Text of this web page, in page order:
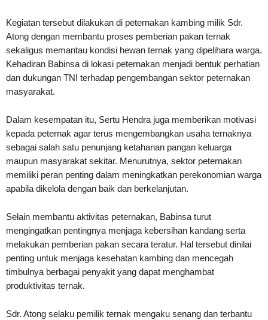
Kegiatan tersebut dilakukan di peternakan kambing milik Sdr.
Atong dengan membantu proses pemberian pakan ternak
sekaligus memantau kondisi hewan ternak yang dipelihara warga.
Kehadiran Babinsa di lokasi peternakan menjadi bentuk perhatian
dan dukungan TNI terhadap pengembangan sektor peternakan
masyarakat.
Dalam kesempatan itu, Sertu Hendra juga memberikan motivasi
kepada peternak agar terus mengembangkan usaha ternaknya
sebagai salah satu penunjang ketahanan pangan keluarga
maupun masyarakat sekitar. Menurutnya, sektor peternakan
memiliki peran penting dalam meningkatkan perekonomian warga
apabila dikelola dengan baik dan berkelanjutan.
Selain membantu aktivitas peternakan, Babinsa turut
mengingatkan pentingnya menjaga kebersihan kandang serta
melakukan pemberian pakan secara teratur. Hal tersebut dinilai
penting untuk menjaga kesehatan kambing dan mencegah
timbulnya berbagai penyakit yang dapat menghambat
produktivitas ternak.
Sdr. Atong selaku pemilik ternak mengaku senang dan terbantu